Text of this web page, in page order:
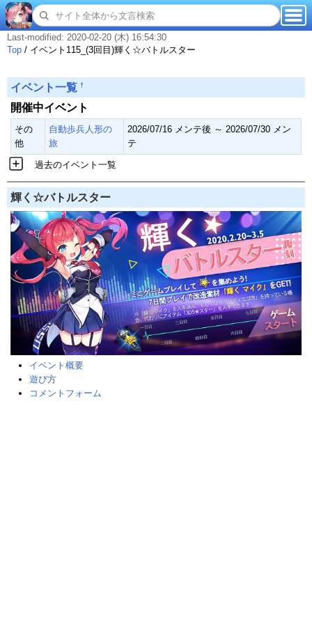
Last-modified: 2020-02-20 (木) 16:54:30
Top / イベント115_(3回目)輝く☆バトルスター
イベント一覧 †
開催中イベント
その
他
自動歩兵人形の
旅
2026/07/16 メンテ後 ～ 2026/07/30 メン
テ
過去のイベント一覧
輝く☆バトルスター
イベント概要
遊び方
コメントフォーム